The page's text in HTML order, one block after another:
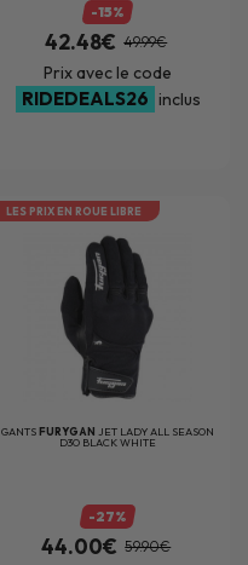
-15%
42.48€ 49.99€
Prix avec le code
RIDEDEALS26 inclus
LES PRIX EN ROUE LIBRE
GANTS FURYGANJET LADY ALL SEASON
D3O BLACK WHITE
-27%
44.00€ 59.90€